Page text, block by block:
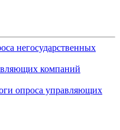
негосударственных
компаний
опроса управляющих